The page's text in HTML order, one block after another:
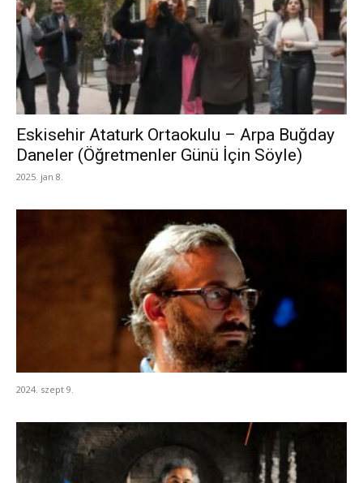
Eskisehir Ataturk Ortaokulu – Arpa Buğday
Daneler (Öğretmenler Günü İçin Söyle)
2025. jan 8.
2024. szept 9.